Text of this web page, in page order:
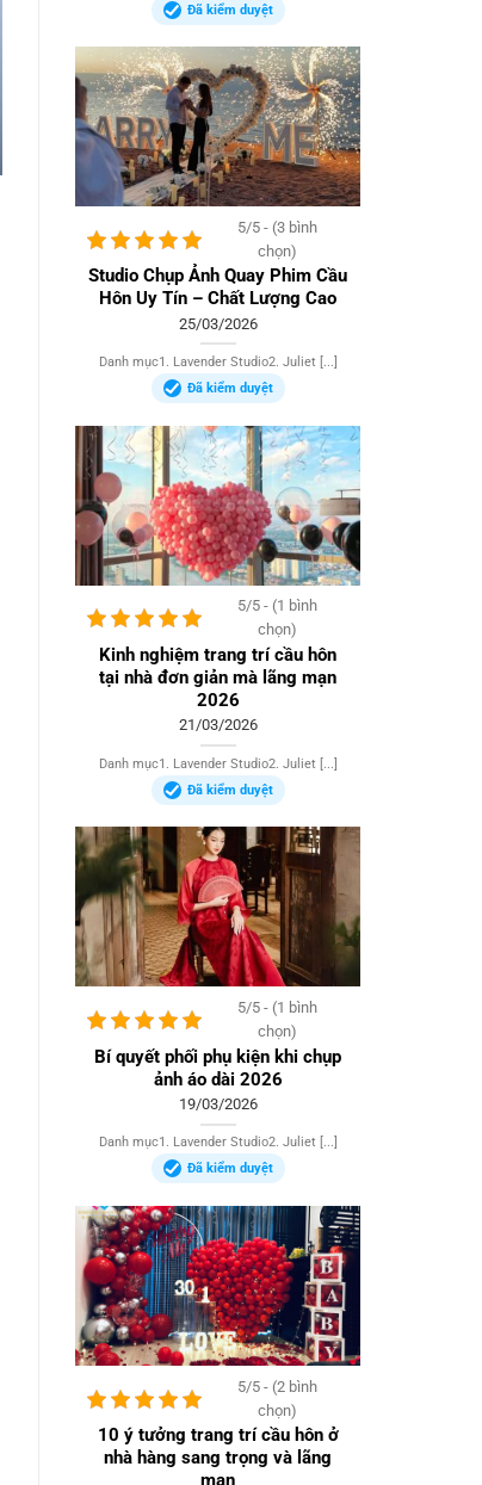
Đã kiểm duyệt
5/5 - (3 bình
chọn)
Studio Chụp Ảnh Quay Phim Cầu
Hôn Uy Tín – Chất Lượng Cao
25/03/2026
Danh mục1. Lavender Studio2. Juliet [...]
Đã kiểm duyệt
5/5 - (1 bình
chọn)
Kinh nghiệm trang trí cầu hôn
tại nhà đơn giản mà lãng mạn
2026
21/03/2026
Danh mục1. Lavender Studio2. Juliet [...]
Đã kiểm duyệt
5/5 - (1 bình
chọn)
Bí quyết phối phụ kiện khi chụp
ảnh áo dài 2026
19/03/2026
Danh mục1. Lavender Studio2. Juliet [...]
Đã kiểm duyệt
5/5 - (2 bình
chọn)
10 ý tưởng trang trí cầu hôn ở
nhà hàng sang trọng và lãng
mạn